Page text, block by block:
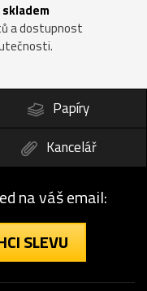
a dostupnost
Papíry
Kancelář
na váš email:
SLEVU